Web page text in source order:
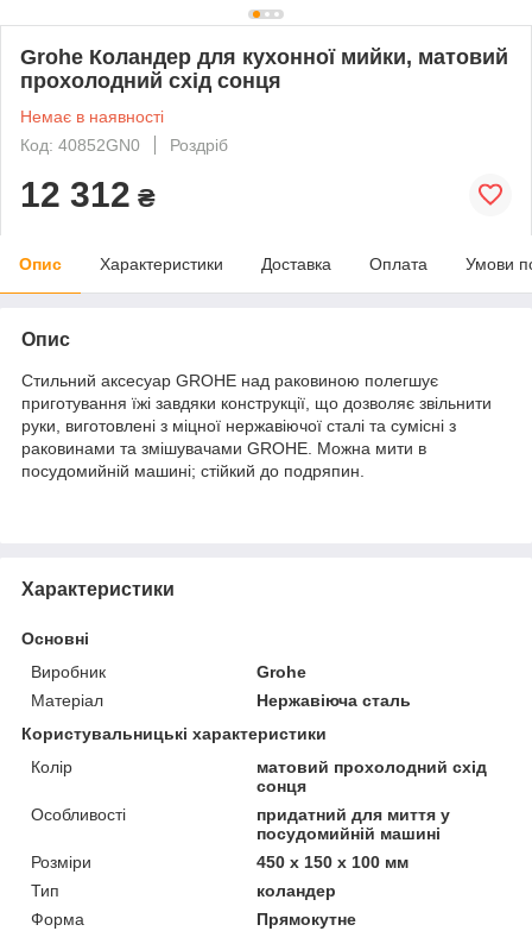
Grohe Коландер для кухонної мийки, матовий
прохолодний схід сонця
Немає в наявності
Код: 40852GN0
Роздріб
12 312 ₴
Опис Характеристики Доставка Оплата Умови
Опис
Стильний аксесуар GROHE над раковиною полегшує
приготування їжі завдяки конструкції, що дозволяє звільнити
руки, виготовлені з міцної нержавіючої сталі та сумісні з
раковинами та змішувачами GROHE. Можна мити в
посудомийній машині; стійкий до подряпин.
Характеристики
Основні
Виробник
Grohe
Матеріал
Нержавіюча сталь
Користувальницькі характеристики
Колір
матовий прохолодний схід
сонця
Особливості
придатний для миття у
посудомийній машині
Розміри
450 x 150 x 100 мм
Тип
коландер
Форма
Прямокутне